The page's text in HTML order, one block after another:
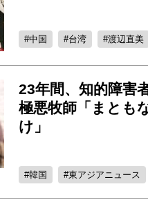
中国 台湾 渡辺直美
23年間、知的障害
極悪牧師「まとも
け」
韓国 東アジアニュース